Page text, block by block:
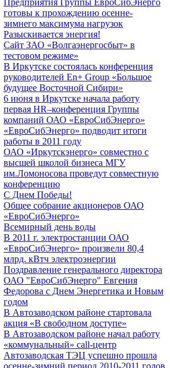
Предприятия Группы ЕвроСибЭнерго
готовы к прохождению осенне-
зимнего максимума нагрузок
Разыскивается энергия!
Сайт ЗАО «Волгаэнергосбыт» в
тестовом режиме»
В Иркутске состоялась конференция
руководителей En+ Group «Большое
будущее Восточной Сибири»
6 июня в Иркутске начала работу
первая HR–конференция Группы
компаний ОАО «ЕвроСибЭнерго»
«ЕвроСибЭнерго» подводит итоги
работы в 2011 году
ОАО «Иркутскэнерго» совместно с
высшей школой бизнеса МГУ
им.Ломоносова проведут совместную
конференцию
С Днем Победы!
Общее собрание акционеров ОАО
«ЕвроСибЭнерго»
Всемирный день воды
В 2011 г. электростанции ОАО
«ЕвроСибЭнерго» произвели 80,4
млрд. кВтч электроэнергии
Поздравление генерального директора
ОАО "ЕвроСибЭнерго" Евгения
Федорова с Днем Энергетика и Новым
годом
В Автозаводском районе стартовала
акция «В свободном доступе»
В Автозаводском районе начал работу
«коммунальный» call-центр
Автозаводская ТЭЦ успешно прошла